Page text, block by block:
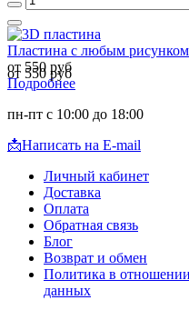
Пластина с любым
от 550 руб
от 550 руб
Подробнее
пн-пт с 10:00 до 18:00
📩Написать на E-mail
Личный кабинет
Доставка
Оплата
Обратная связь
Блог
Возврат и обмен
Политика в
данных